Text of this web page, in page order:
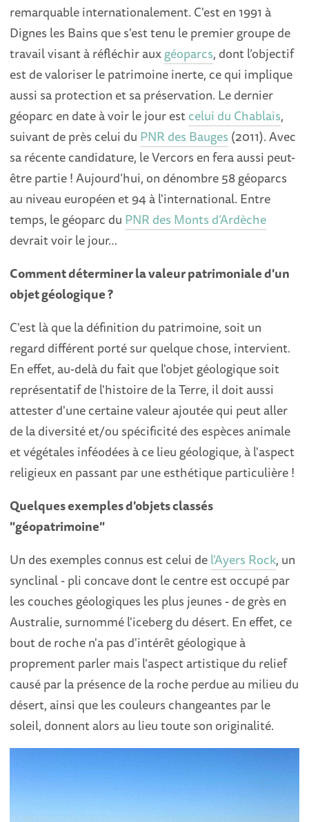
remarquable internationalement. C'est en 1991 à
Dignes les Bains que s'est tenu le premier groupe de
travail visant à réfléchir auxgéoparcs, dont l’objectif
est de valoriser le patrimoine inerte, ce qui implique
aussi sa protection et sa préservation. Le dernier
géoparc en date à voir le jour estcelui du Chablais,
suivant de près celui du PNR des Bauges (2011). Avec
sa récente candidature, le Vercors en fera aussi peut-
être partie ! Aujourd’hui, on dénombre 58 géoparcs
au niveau européen et 94 à l'international. Entre
temps, le géoparc du PNR des Monts d’Ardèche
devrait voir le jour…
Comment déterminer la valeur patrimoniale d'un
objet géologique ?
C'est là que la définition du patrimoine, soit un
regard différent porté sur quelque chose, intervient.
En effet, au-delà du fait que l'objet géologique soit
représentatif de l'histoire de la Terre, il doit aussi
attester d'une certaine valeur ajoutée qui peut aller
de la diversité et/ou spécificité des espèces animale
et végétales inféodées à ce lieu géologique, à l'aspect
religieux en passant par une esthétique particulière !
Quelques exemples d'objets classés
"géopatrimoine"
Un des exemples connus est celui del'Ayers Rock, un
synclinal - pli concave dont le centre est occupé par
les couches géologiques les plus jeunes - de grès en
Australie, surnommé l'iceberg du désert. En effet, ce
bout de roche n'a pas d'intérêt géologique à
proprement parler mais l'aspect artistique du relief
causé par la présence de la roche perdue au milieu du
désert, ainsi que les couleurs changeantes par le
soleil, donnent alors au lieu toute son originalité.